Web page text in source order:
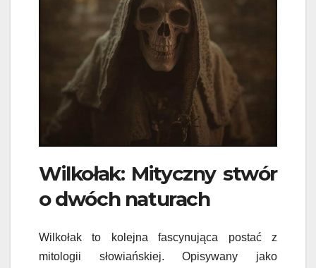
Wilkołak: Mityczny stwór
o dwóch naturach
Wilkołak to kolejna fascynująca postać z
mitologii słowiańskiej. Opisywany jako